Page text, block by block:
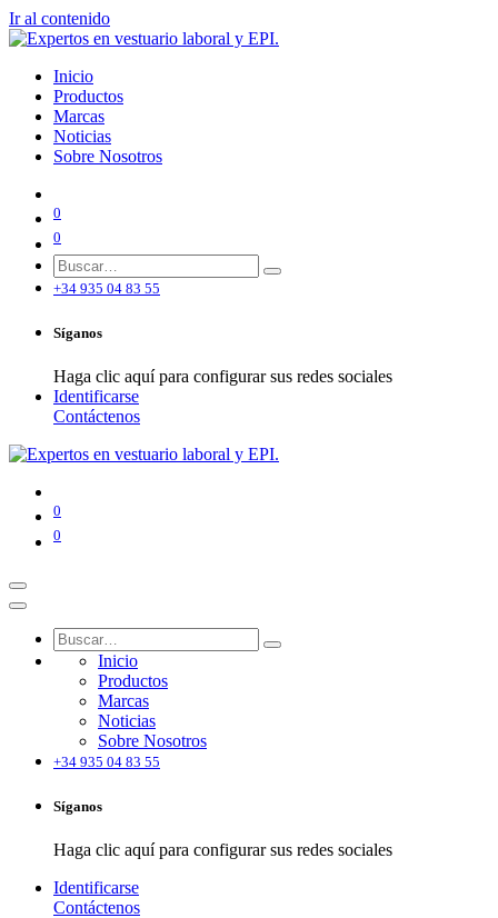
Ir al contenido
Inicio
Productos
Marcas
Noticias
Sobre Nosotros
0
0
+34 935 04 83 55
Síganos
Haga clic aquí para configurar sus redes sociales
Identificarse
Contáctenos
0
0
Inicio
Productos
Marcas
Noticias
Sobre Nosotros
+34 935 04 83 55
Síganos
Haga clic aquí para configurar sus redes sociales
Identificarse
Contáctenos